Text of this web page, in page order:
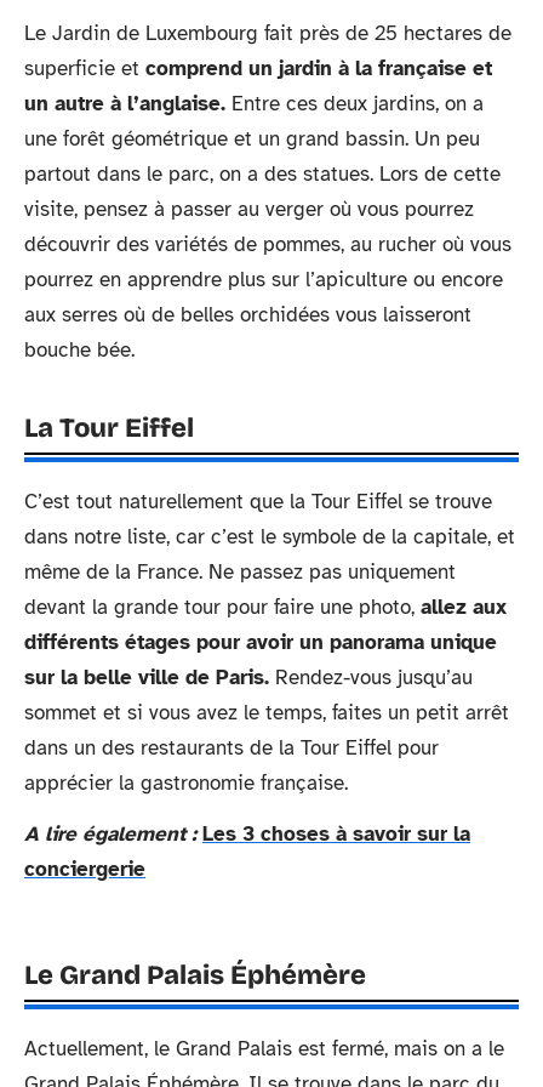
Le Jardin de Luxembourg fait près de 25 hectares de
superficie et comprend un jardin à la française et
un autre à l’anglaise. Entre ces deux jardins, on a
une forêt géométrique et un grand bassin. Un peu
partout dans le parc, on a des statues. Lors de cette
visite, pensez à passer au verger où vous pourrez
découvrir des variétés de pommes, au rucher où vous
pourrez en apprendre plus sur l’apiculture ou encore
aux serres où de belles orchidées vous laisseront
bouche bée.
La Tour Eiffel
C’est tout naturellement que la Tour Eiffel se trouve
dans notre liste, car c’est le symbole de la capitale, et
même de la France. Ne passez pas uniquement
devant la grande tour pour faire une photo, allez aux
différents étages pour avoir un panorama unique
sur la belle ville de Paris. Rendez-vous jusqu’au
sommet et si vous avez le temps, faites un petit arrêt
dans un des restaurants de la Tour Eiffel pour
apprécier la gastronomie française.
A lire également : Les 3 choses à savoir sur la
conciergerie
Le Grand Palais Éphémère
Actuellement, le Grand Palais est fermé, mais on a le